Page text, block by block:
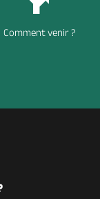
Comment venir ?